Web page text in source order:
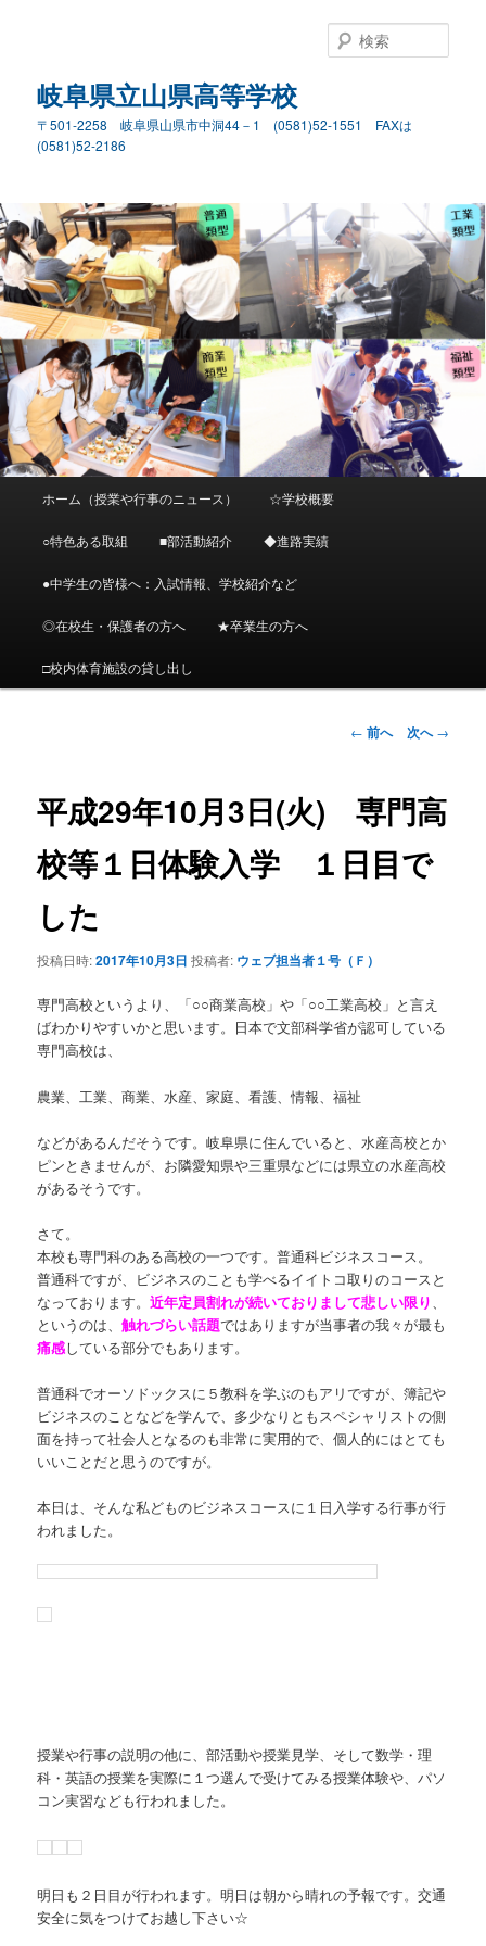
岐阜県立山県高等学校
〒501-2258 岐阜県山県市中洞44－1 (0581)52-1551 FAXは
(0581)52-2186
索
メ
イ
ン
コ
ン
ツ
へ
移
動
ホーム（授業や行事のニュース） ☆学校概要
○特色ある取組 ■部活動紹介 ◆進路実績
●中学生の皆様へ：入試情報、学校紹介など
◎在校生・保護者の方へ ★卒業生の方へ
□校内体育施設の貸し出し
投
ビ
ゲ
シ
← 前へ 次へ→
平成29年10月3日(火) 専門高
校等１日体験入学 １日目で
した
投稿日時:2017年10月3日 投稿者: ウェブ担当者１号（Ｆ）
専門高校というより、「○○商業高校」や「○○工業高校」と言え
ばわかりやすいかと思います。日本で文部科学省が認可している
専門高校は、
農業、工業、商業、水産、家庭、看護、情報、福祉
などがあるんだそうです。岐阜県に住んでいると、水産高校とか
ピンときませんが、お隣愛知県や三重県などには県立の水産高校
があるそうです。
さて。
本校も専門科のある高校の一つです。普通科ビジネスコース。
普通科ですが、ビジネスのことも学べるイイトコ取りのコースと
なっております。近年定員割れが続いておりまして悲しい限り
というのは、触れづらい話題ではありますが当事者の我々が最も
痛感している部分でもあります。
普通科でオーソドックスに５教科を学ぶのもアリですが、簿記や
ビジネスのことなどを学んで、多少なりともスペシャリストの側
面を持って社会人となるのも非常に実用的で、個人的にはとても
いいことだと思うのですが。
本日は、そんな私どものビジネスコースに１日入学する行事が行
われました。
授業や行事の説明の他に、部活動や授業見学、そして数学・理
科・英語の授業を実際に１つ選んで受けてみる授業体験や、パソ
コン実習なども行われました。
明日も２日目が行われます。明日は朝から晴れの予報です。交通
安全に気をつけてお越し下さい☆